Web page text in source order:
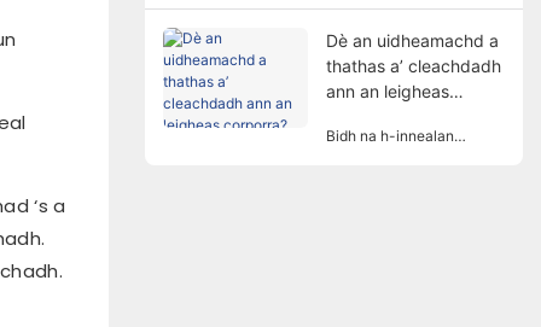
‘s a
thoirt do chomharran agus
a’ toirt air ais gnìomhan
neo-ionnsaigheach.
samhail agus gealltanach,
a’ tarraing aire dhaoine
mean air mhean.
Dè an uidheamachd a
thathas a’ cleachdadh
ann an leigheas
Bidh na h-innealan